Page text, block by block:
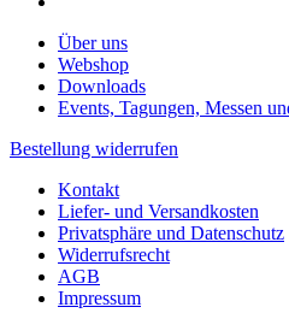
Über uns
Webshop
Downloads
Events, Tagungen, Messen
Bestellung widerrufen
Kontakt
Liefer- und Versandkosten
Privatsphäre und Datenschutz
Widerrufsrecht
AGB
Impressum